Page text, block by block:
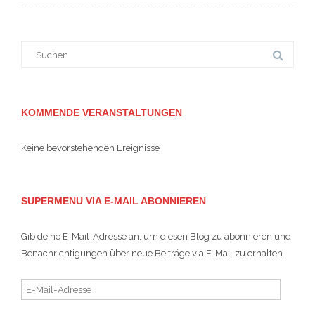
KOMMENDE VERANSTALTUNGEN
Keine bevorstehenden Ereignisse
SUPERMENU VIA E-MAIL ABONNIEREN
Gib deine E-Mail-Adresse an, um diesen Blog zu abonnieren und
Benachrichtigungen über neue Beiträge via E-Mail zu erhalten.
E-
Mail-